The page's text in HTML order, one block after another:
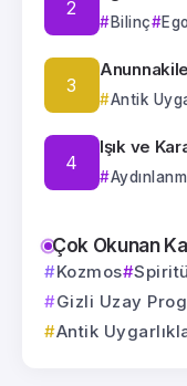
Bilinç
Antik
Işık ve
Çok Okunan
Kozmos
Gizli Uzay
Antik